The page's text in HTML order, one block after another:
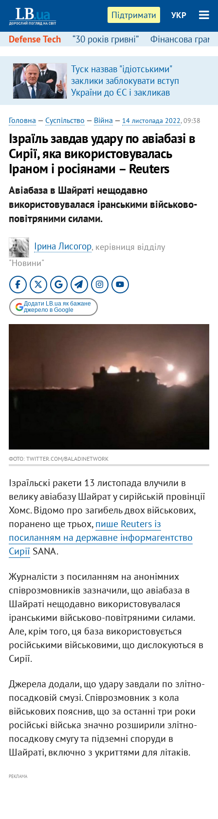
Підтримати УКР
Defense Tech “30 років гривні” Фінансова
Туск назвав "ідіотськими"
заклики заблокувати вступ
України до ЄС і закликав
припинити антиукраїнську
риторику
Головна — Суспільство — Війна — 14 листопада 2022, 09:38
Ізраїль завдав удару по авіабазі в
Сирії, яка використовувалась
Іраном і росіянами – Reuters
Авіабаза в Шайраті нещодавно
використовувалася іранськими військово-
повітряними силами.
Ірина Лисогор, керівниця відділу
"Новини"
Додати LB.ua як бажане
джерело в Google
ФОТО: TWITTER.COM/BALADINETWORK
Ізраїльскі ракети 13 листопада влучили в
велику авіабазу Шайрат у сирійській провінції
Хомс. Відомо про загибель двох військових,
поранено ще трьох,пише Reuters із
посиланням на державне інформагентство
Сирії SANA.
Журналісти з посиланням на анонімних
співрозмовників зазначили, що авіабаза в
Шайраті нещодавно використовувалася
іранськими військово-повітряними силами.
Але, крім того, ця база використовується
російськими військовими, що дислокуються в
Сирії.
Джерела додали, що удару завдали по злітно-
посадковій смузі. Співрозмовник з кола
військових пояснив, що за останні три роки
російські війська значно розширили злітно-
посадкову смугу та підземні споруди в
Шайраті, включно з укриттями для літаків.
РЕКЛАМА